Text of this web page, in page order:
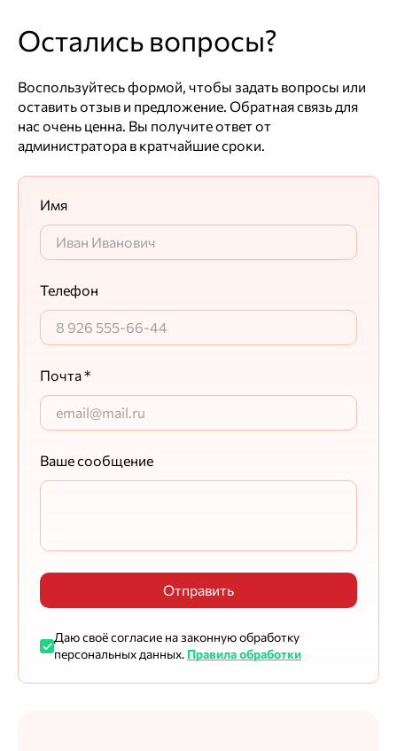
Остались вопросы?
Воспользуйтесь формой, чтобы задать вопросы или
оставить отзыв и предложение. Обратная связь для
нас очень ценна. Вы получите ответ от
администратора в кратчайшие сроки.
Имя
Телефон
Почта *
Ваше сообщение
Отправить
Даю своё согласие на законную обработку
персональных данных. Правила обработки